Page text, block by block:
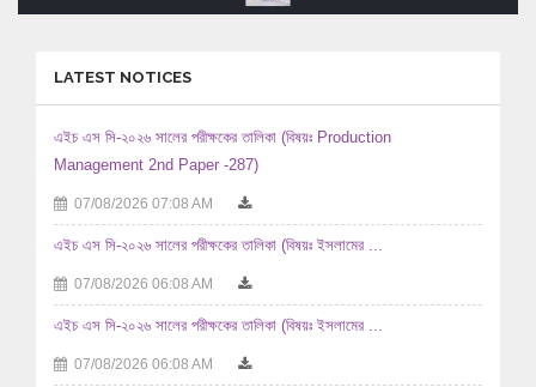
LATEST NOTICES
এইচ এস সি-২০২৬ সালের পরীক্ষকের তালিকা (বিষয়ঃ Production
Management 2nd Paper -287)
07/08/2026 07:08 AM
এইচ এস সি-২০২৬ সালের পরীক্ষকের তালিকা (বিষয়ঃ ইসলামের ...
07/08/2026 06:08 AM
এইচ এস সি-২০২৬ সালের পরীক্ষকের তালিকা (বিষয়ঃ ইসলামের ...
07/08/2026 06:08 AM